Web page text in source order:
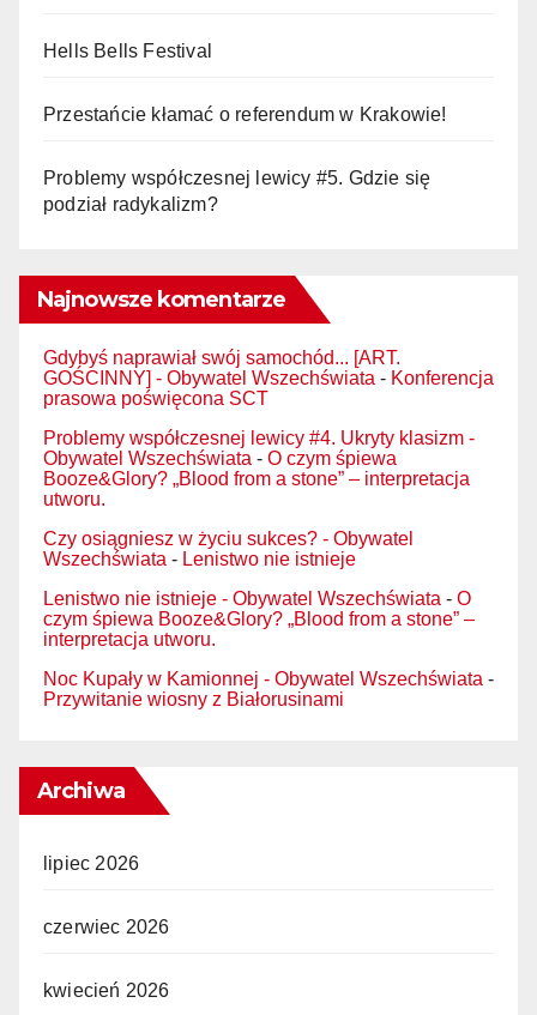
Hells Bells Festival
Przestańcie kłamać o referendum w Krakowie!
Problemy współczesnej lewicy #5. Gdzie się
podział radykalizm?
Najnowsze komentarze
Gdybyś naprawiał swój samochód... [ART.
GOŚCINNY] - Obywatel Wszechświata - Konferencja
prasowa poświęcona SCT
Problemy współczesnej lewicy #4. Ukryty klasizm -
Obywatel Wszechświata - O czym śpiewa
Booze&Glory? „Blood from a stone” – interpretacja
utworu.
Czy osiągniesz w życiu sukces? - Obywatel
Wszechświata - Lenistwo nie istnieje
Lenistwo nie istnieje - Obywatel Wszechświata - O
czym śpiewa Booze&Glory? „Blood from a stone” –
interpretacja utworu.
Noc Kupały w Kamionnej - Obywatel Wszechświata -
Przywitanie wiosny z Białorusinami
Archiwa
lipiec 2026
czerwiec 2026
kwiecień 2026